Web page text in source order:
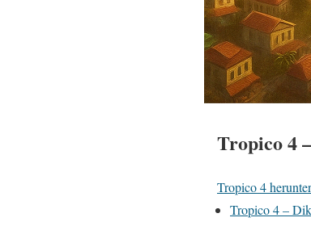
Tropico 4
Tropico 4
Tropico 4 –